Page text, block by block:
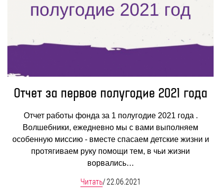
Отчет за первое полугодие 2021 года
Отчет работы фонда за 1 полугодие 2021 года .
Волшебники, ежедневно мы с вами выполняем
особенную миссию - вместе спасаем детские жизни и
протягиваем руку помощи тем, в чьи жизни
ворвались…
Читать/22.06.2021